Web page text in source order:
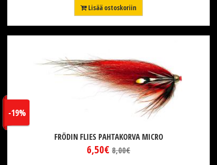
Lisää ostoskoriin
FRÖDIN FLIES PAHTAKORVA MICRO
6,50€
-19%
8,00€